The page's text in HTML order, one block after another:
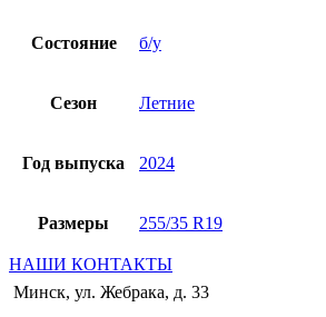
Состояние б/у
Сезон Летние
Год выпуска 2024
Размеры 255/35 R19
НАШИ КОНТАКТЫ
Минск, ул. Жебрака, д. 33